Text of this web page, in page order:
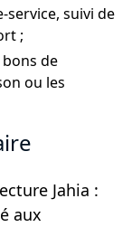
service, suivi de
;
de
ou les
Jahia :
aux